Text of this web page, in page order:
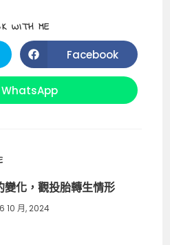
p
p
n
k
WITH ME
Opens
in
a
Facebook
Opens
in
WhatsApp
變化，觀投胎轉生情形
10 月, 2024